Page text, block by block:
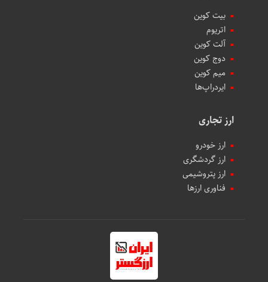
بیت کوین
اتریوم
آلت کوین
دوج کوین
میم کوین‌
ایردراپ‌ها
ارز تجاری
ارز خودرو
ارز گردشگری
ارز پتروشیمی
فناوری ارزها